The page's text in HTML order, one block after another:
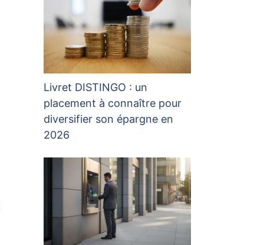
Livret DISTINGO : un
placement à connaître pour
diversifier son épargne en
2026